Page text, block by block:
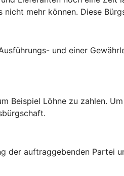
mehr können. Diese
und einer
Beispiel Löhne zu zahlen.
der auftraggebenden Partei